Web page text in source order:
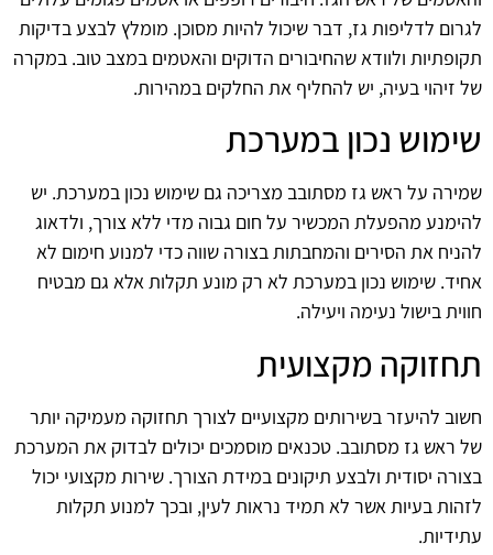
לגרום לדליפות גז, דבר שיכול להיות מסוכן. מומלץ לבצע בדיקות
תקופתיות ולוודא שהחיבורים הדוקים והאטמים במצב טוב. במקרה
של זיהוי בעיה, יש להחליף את החלקים במהירות.
שימוש נכון במערכת
שמירה על ראש גז מסתובב מצריכה גם שימוש נכון במערכת. יש
להימנע מהפעלת המכשיר על חום גבוה מדי ללא צורך, ולדאוג
להניח את הסירים והמחבתות בצורה שווה כדי למנוע חימום לא
אחיד. שימוש נכון במערכת לא רק מונע תקלות אלא גם מבטיח
חווית בישול נעימה ויעילה.
תחזוקה מקצועית
חשוב להיעזר בשירותים מקצועיים לצורך תחזוקה מעמיקה יותר
של ראש גז מסתובב. טכנאים מוסמכים יכולים לבדוק את המערכת
בצורה יסודית ולבצע תיקונים במידת הצורך. שירות מקצועי יכול
לזהות בעיות אשר לא תמיד נראות לעין, ובכך למנוע תקלות
עתידיות.